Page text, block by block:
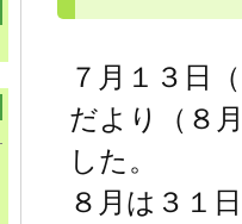
７月１３日
だより（８
した。
８月は３１